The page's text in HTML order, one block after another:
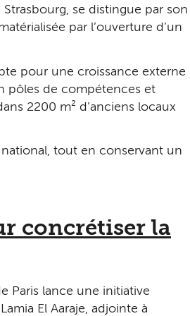
se distingue par son
par l’ouverture d’un
pour une croissance externe
pôles de compétences et
2 200 m² d’anciens locaux
tout en conservant un
concrétiser la
Paris lance une initiative
El Aaraje, adjointe à